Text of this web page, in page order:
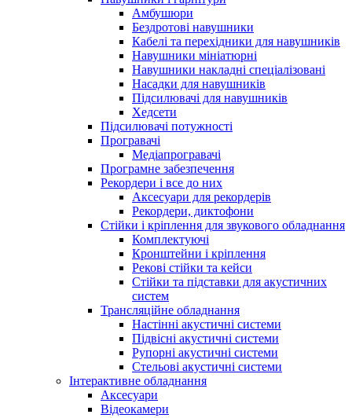
Амбушюри
Бездротові навушники
Кабелі та перехідники для навушників
Навушники мініатюрні
Навушники накладні спеціалізовані
Насадки для навушників
Підсилювачі для навушників
Хедсети
Підсилювачі потужності
Програвачі
Медіапрогравачі
Програмне забезпечення
Рекордери і все до них
Аксесуари для рекордерів
Рекордери, диктофони
Стійки і кріплення для звукового обладнання
Комплектуючі
Кронштейни і кріплення
Рекові стійки та кейси
Стійки та підставки для акустичних
систем
Трансляційне обладнання
Настінні акустичні системи
Підвісні акустичні системи
Рупорні акустичні системи
Стельові акустичні системи
Інтерактивне обладнання
Аксесуари
Відеокамери